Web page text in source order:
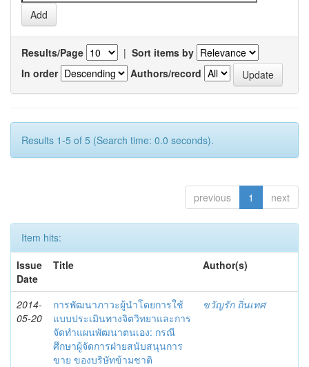
Results/Page | Sort items by
In order
Authors/record
Results 1-5 of 5 (Search time: 0.0 seconds).
previous 1 next
Item hits:
Issue
Date
Title Author(s)
2014-
05-20
การพัฒนาภาวะผู้นำโดยการใช้
แบบประเมินทางจิตวิทยาและการ
จัดทำแผนพัฒนาตนเอง: กรณี
ศึกษาผู้จัดการฝ่ายสนับสนุนการ
ขาย ของบริษัทข้ามชาติ
ขวัญรัก ถิ่นเทศ